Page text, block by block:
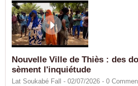
Nouvelle Ville de Thiès : des
sèment l'inquiétude
Lat Soukabé Fall - 02/07/2026 - 0